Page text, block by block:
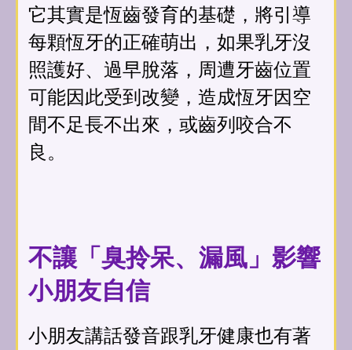
它其實是恆齒發育的基礎，將引導
每顆恆牙的正確萌出，如果乳牙沒
照護好、過早脫落，周遭牙齒位置
可能因此受到改變，造成恆牙因空
間不足長不出來，或齒列咬合不
良。
不讓「臭拎呆、漏風」影響
小朋友自信
小朋友講話發音跟乳牙健康也有著